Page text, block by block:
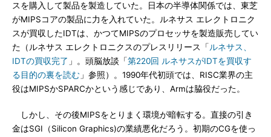
スを購入して製品を製造していた。日本の半導体関係では、東芝
がMIPSコアの製品に力を入れていた。ルネサス エレクトロニク
スが買収したIDTは、かつてMIPSのプロセッサを製造販売してい
た（ルネサス エレクトロニクスのプレスリリース「 ルネサス、
IDTの買収完了 」。頭脳放談「第220回 ルネサスがIDTを買収す
る目的の裏を読む 」参照）。1990年代初頭では、RISC業界の主
役はMIPSかSPARCかという感じであり、Armは脇役だった。
しかし、その後MIPSをとりまく環境が暗転する。直接の引き
金はSGI（Silicon Graphics)の業績悪化だろう。初期のCGを使っ